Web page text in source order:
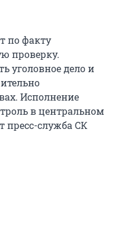
по факту
проверку.
уголовное дело и
Исполнение
в центральном
пресс-служба СК